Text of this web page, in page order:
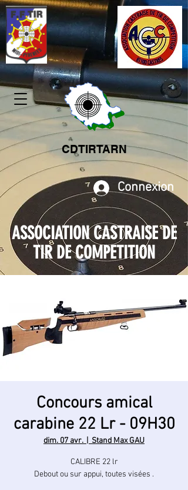
CDTIRTARN
Connexion
ASSOCIATION CASTRAISE DE
TIR DE COMPETITION
Concours amical
carabine 22 Lr - 09H30
dim. 07 avr.
  |
Stand Max GAU
CALIBRE 22 lr
Debout ou sur appui, toutes visées .